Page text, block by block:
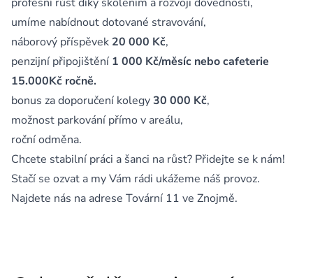
umíme nabídnout dotované stravování,
náborový příspěvek 20 000 Kč,
penzijní připojištění1 000 Kč/měsíc nebo cafeterie
15.000Kč ročně.
bonus za doporučení kolegy30 000 Kč,
možnost parkování přímo v areálu,
roční odměna.
Chcete stabilní práci a šanci na růst? Přidejte se k nám!
Stačí se ozvat a my Vám rádi ukážeme náš provoz.
Najdete nás na adrese Tovární 11 ve Znojmě.